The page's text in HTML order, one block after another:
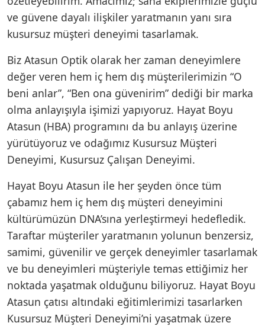
ve güvene dayalı ilişkiler yaratmanın yanı sıra
kusursuz müşteri deneyimi tasarlamak.
Biz Atasun Optik olarak her zaman deneyimlere
değer veren hem iç hem dış müşterilerimizin “O
beni anlar”, “Ben ona güvenirim” dediği bir marka
olma anlayışıyla işimizi yapıyoruz. Hayat Boyu
Atasun (HBA) programını da bu anlayış üzerine
yürütüyoruz ve odağımız Kusursuz Müşteri
Deneyimi, Kusursuz Çalışan Deneyimi.
Hayat Boyu Atasun ile her şeyden önce tüm
çabamız hem iç hem dış müşteri deneyimini
kültürümüzün DNA’sına yerleştirmeyi hedefledik.
Taraftar müşteriler yaratmanın yolunun benzersiz,
samimi, güvenilir ve gerçek deneyimler tasarlamak
ve bu deneyimleri müşteriyle temas ettiğimiz her
noktada yaşatmak olduğunu biliyoruz. Hayat Boyu
Atasun çatısı altındaki eğitimlerimizi tasarlarken
Kusursuz Müşteri Deneyimi’ni yaşatmak üzere